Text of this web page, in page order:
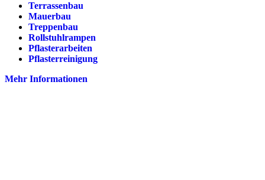
Terrassenbau
Mauerbau
Treppenbau
Rollstuhlrampen
Pflasterarbeiten
Pflasterreinigung
Mehr Informationen